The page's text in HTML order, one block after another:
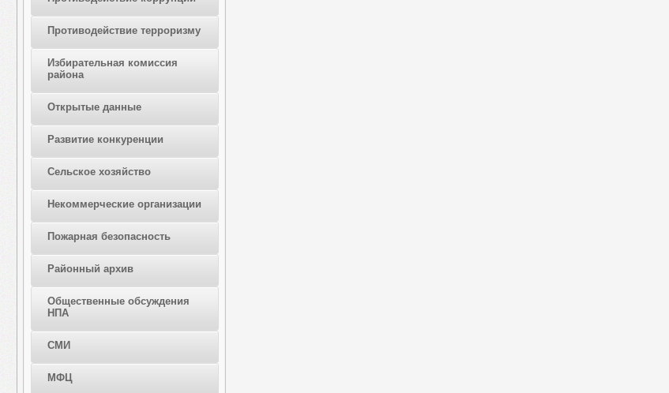
Противодействие терроризму
Избирательная комиссия
района
Открытые данные
Развитие конкуренции
Сельское хозяйство
Некоммерческие организации
Пожарная безопасность
Районный архив
Общественные обсуждения
НПА
СМИ
МФЦ